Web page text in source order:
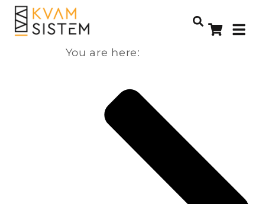
You are here: